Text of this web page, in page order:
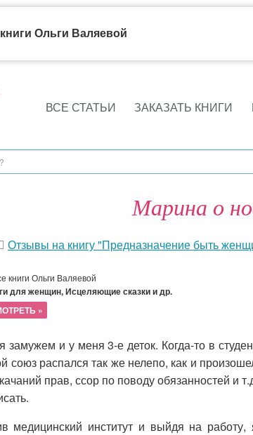
ВСЕ СТАТЬИ ЗАКАЗАТЬ КНИГИ
Марина о
Отзывы на книгу "Предназначение быть
книги Ольги Валяевой
для женщин, Исцеляющие сказки и др.
»
замужем и у меня 3-е деток. Когда-то в
союз распался так же нелепо, как и
прав, ссор по поводу обязанностей и
медицинский институт и выйдя на работу,
Ольги Валяевой